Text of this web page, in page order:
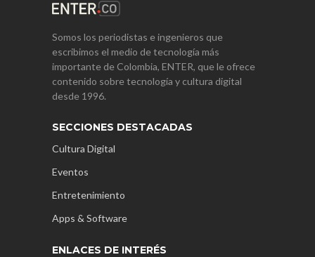
Somos los periodistas e ingenieros que
escribimos el medio de tecnología más
importante de Colombia, ENTER, que le ofrece
contenido sobre tecnología y cultura digital
desde 1996.
SECCIONES DESTACADAS
Cultura Digital
Eventos
Entretenimiento
Apps & Software
ENLACES DE INTERÉS